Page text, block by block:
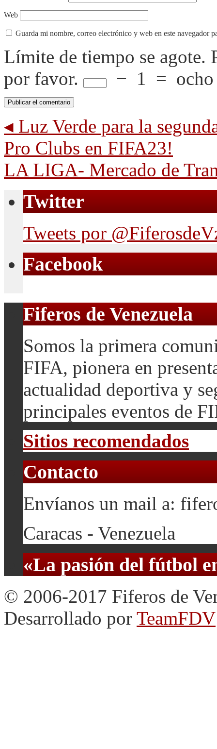
Web
Guarda mi nombre, correo electrónico y web en este navegador
Límite de tiempo se agote.
por favor.
− 1 = ocho
◂ Luz Verde para la
Pro Clubs en FIFA23!
LA LIGA- Mercado de
Twitter
Tweets por
Facebook
Fiferos de Venezuela
Somos la primera
FIFA, pionera en
actualidad deportiva y
principales eventos de
Sitios recomendados
Contacto
Envíanos un mail a:
Caracas - Venezuela
«La pasión del fútbol
© 2006-2017 Fiferos de
Desarrollado por TeamFDV